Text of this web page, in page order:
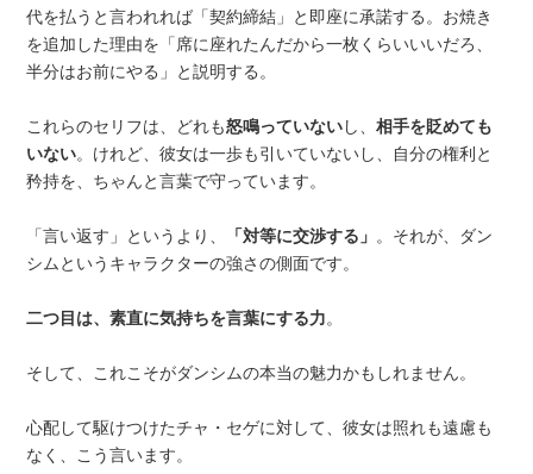
代を払うと言われれば「契約締結」と即座に承諾する。お焼き
を追加した理由を「席に座れたんだから一枚くらいいいだろ、
半分はお前にやる」と説明する。
これらのセリフは、どれも怒鳴っていないし、相手を貶めても
いない。けれど、彼女は一歩も引いていないし、自分の権利と
矜持を、ちゃんと言葉で守っています。
「言い返す」というより、 「対等に交渉する」 。それが、ダン
シムというキャラクターの強さの側面です。
二つ目は、素直に気持ちを言葉にする力。
そして、これこそがダンシムの本当の魅力かもしれません。
心配して駆けつけたチャ・セゲに対して、彼女は照れも遠慮も
なく、こう言います。